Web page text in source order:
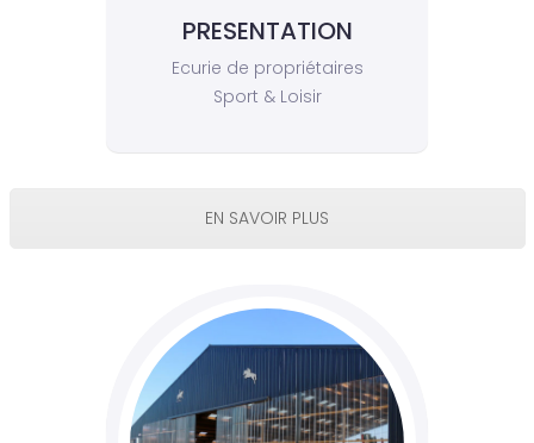
PRESENTATION
Ecurie de propriétaires
Sport & Loisir
EN SAVOIR PLUS